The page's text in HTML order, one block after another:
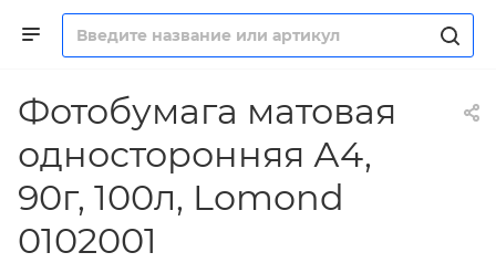
Фотобумага матовая
односторонняя А4,
90г, 100л, Lomond
0102001